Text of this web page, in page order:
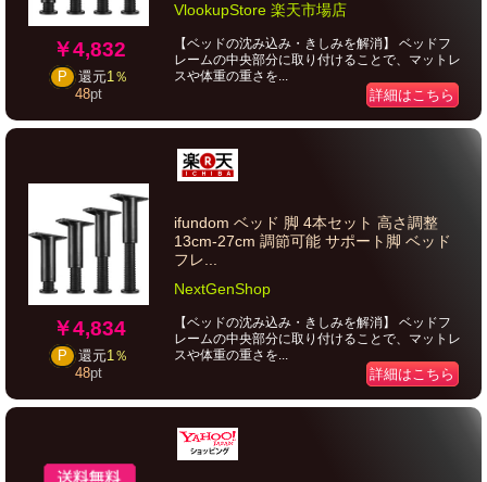
￥4,832
P 還元1％
48pt
VlookupStore 楽天市場店
【ベッドの沈み込み・きしみを解消】 ベッドフ
レームの中央部分に取り付けることで、マットレ
スや体重の重さを...
詳細はこちら
￥4,834
P 還元1％
48pt
ifundom ベッド 脚 4本セット 高さ調整
13cm-27cm 調節可能 サポート脚 ベッド
フレ...
NextGenShop
【ベッドの沈み込み・きしみを解消】 ベッドフ
レームの中央部分に取り付けることで、マットレ
スや体重の重さを...
詳細はこちら